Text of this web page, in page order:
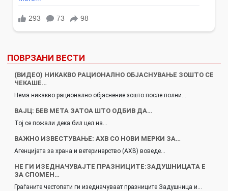
ПОВРЗАНИ ВЕСТИ
(ВИДЕО) НИКАКВО РАЦИОНАЛНО ОБЈАСНУВАЊЕ ЗОШТО СЕ
ЧЕКАШЕ…
Нема никакво рационално објаснение зошто после полни…
ВАЈЦ: БЕВ МЕТА ЗАТОА ШТО ОДБИВ ДА…
Тој се пожали дека бил цел на…
ВАЖНО ИЗВЕСТУВАЊЕ: АХВ СО НОВИ МЕРКИ ЗА…
Агенцијата за храна и ветеринарство (АХВ) воведе…
НЕ ГИ ИЗЕДНАЧУВАЈТЕ ПРАЗНИЦИТЕ:ЗАДУШНИЦАТА Е
ЗА СПОМЕН…
Граѓаните честопати ги изедначуваат празниците Задушница и…